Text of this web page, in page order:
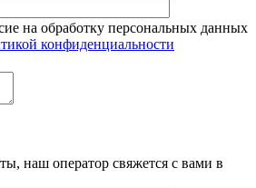
на обработку персональных данных
конфиденциальности
наш оператор свяжется с вами в